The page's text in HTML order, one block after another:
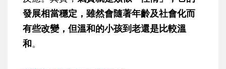
發展相當穩定，雖然會隨著年齡及社會化而
有些改變，但溫和的小孩到老還是比較溫
和。